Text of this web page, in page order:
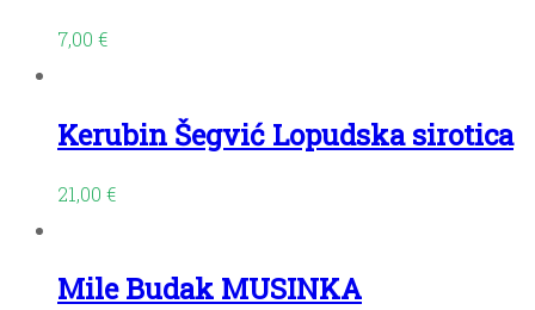
7,00 €
Kerubin Šegvić Lopudska sirotica
21,00 €
Mile Budak MUSINKA